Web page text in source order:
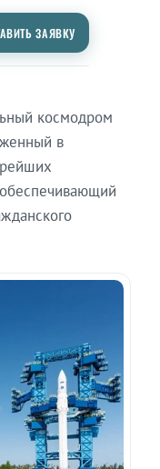
ЗАЯВКУ
космодром
в